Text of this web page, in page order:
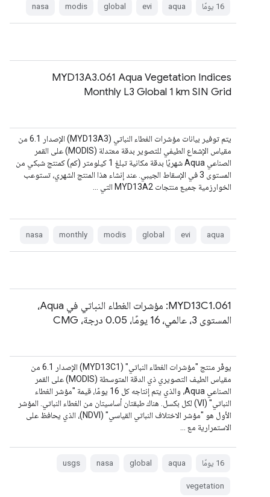
‫16 يومًا aqua
evi
global
modis
nasa
MYD13A3.061 Aqua Vegetation Indices
Monthly L3 Global 1 km SIN Grid
يتم توفير بيانات مؤشرات الغطاء النباتي (MYD13A3) الإصدار 6.1 من
مقياس الإشعاع الطيفي للتصوير بدقة معتدلة (MODIS) على القمر
الصناعي Aqua شهريًا بدقة مكانية تبلغ 1 كيلومتر (كم) كمنتج شبكي من
المستوى 3 في الإسقاط الجيبي. عند إنشاء هذا المنتج الشهري، تستوعب
الخوارزمية جميع منتجات MYD13A2 التي …
aqua
evi
global
modis
monthly
nasa
‫MYD13C1.061: مؤشرات الغطاء النباتي في Aqua،
المستوى 3، عالمي، 16 يومًا، 0.05 درجة، CMG
يوفّر منتج "مؤشرات الغطاء النباتي" (MYD13C1) الإصدار 6.1 من
مقياس الطيف التصويري ذي الدقة المتوسطة (MODIS) على القمر
الصناعي Aqua، والذي يتم إنتاجه كل 16 يومًا، قيمة "مؤشر الغطاء
النباتي" (VI) لكل بكسل. هناك طبقتان أساسيتان من الغطاء النباتي. المؤشر
الأول هو "مؤشر الاختلاف النباتي القياسي" (NDVI)، الذي يحافظ على
الاستمرارية مع …
‫16 يومًا aqua
global
nasa
usgs
vegetation